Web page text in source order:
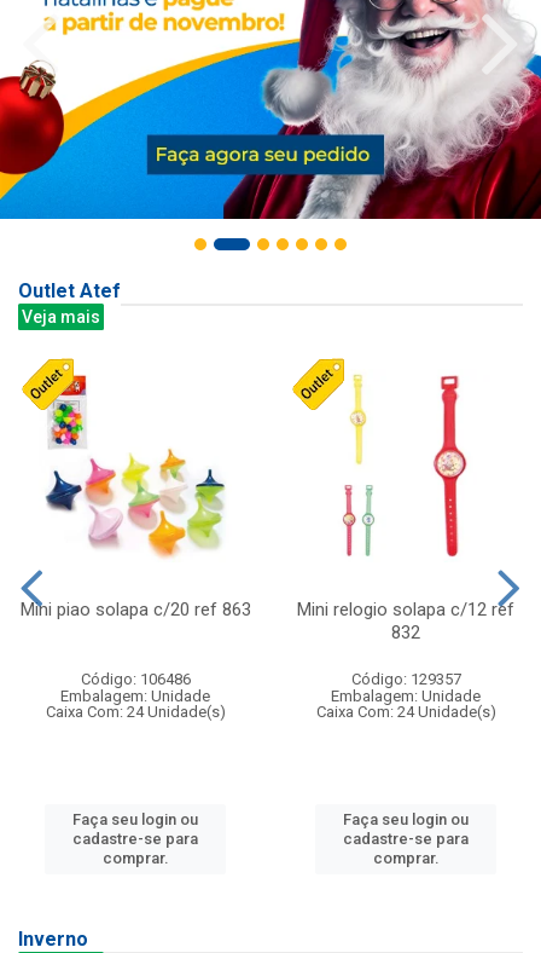
Outlet Atef
Veja mais
Mini piao solapa c/20 ref 863
Código: 106486
Embalagem: Unidade
Caixa Com: 24 Unidade(s)
Faça seu login ou
cadastre-se para
comprar.
Mini relogio solapa c/12 ref
832
Código: 129357
Embalagem: Unidade
Caixa Com: 24 Unidade(s)
Faça seu login ou
cadastre-se para
comprar.
Inverno